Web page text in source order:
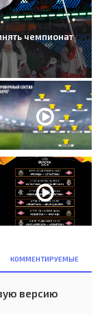
чемпионат
КОММЕНТИРУЕМЫЕ
версию